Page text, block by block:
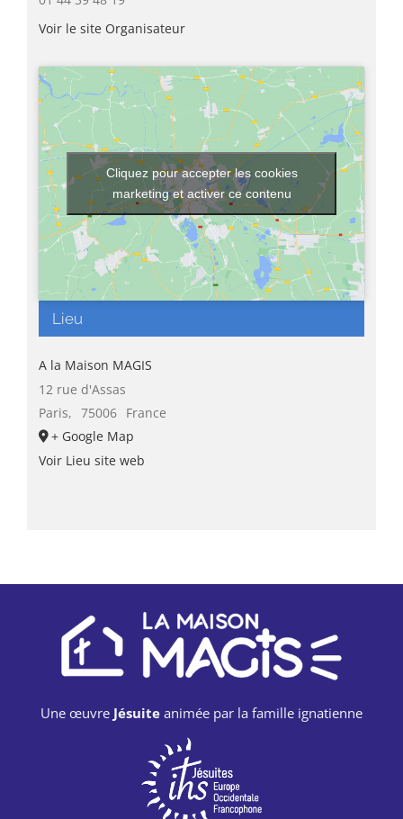
Voir le site Organisateur
Lieu
A la Maison MAGIS
12 rue d'Assas
Paris, 75006 France
+ Google Map
Voir Lieu site web
Cliquez pour accepter les cookies
marketing et activer ce contenu
Une œuvre Jésuite animée par la famille ignatienne